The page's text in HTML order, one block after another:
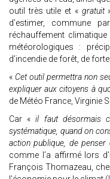
outil très utile et « gratuit
d’estimer, commune
réchauffement climatique
météorologiques :
d’incendie de forêt, de
« Cet outil permettra non
expliquer aux citoyens à
de Météo France, Virginie
Car « il faut désormais
systématique, quand on
action publique, de
comme l’a affirmé lors
François Thomazeau,